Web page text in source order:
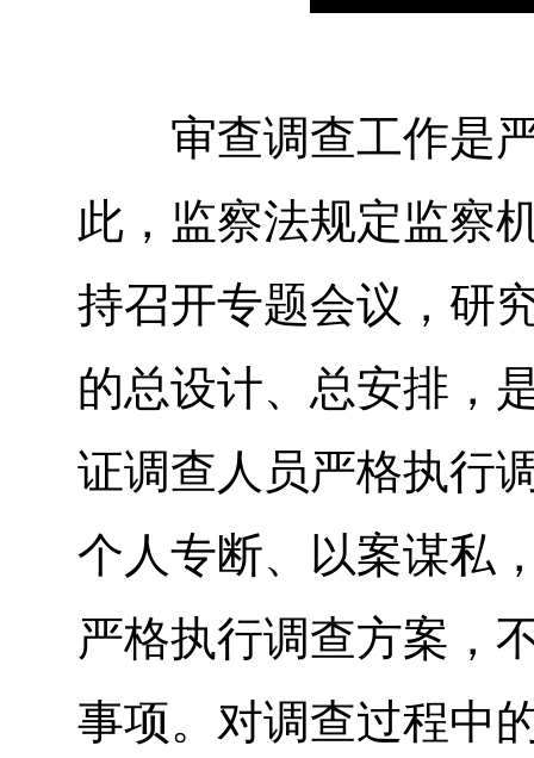
审查调查工作是严
此，监察法规定监察
持召开专题会议，研
的总设计、总安排，
证调查人员严格执行
个人专断、以案谋私
严格执行调查方案，
事项。对调查过程中